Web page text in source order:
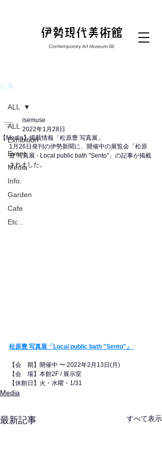
記事
ALL
Exhibition
Event
Media
Info.
Garden
Cafe
Etc...
ALL
【Media】掲載情報「松原豊 写真展」
isemuse
2022年1月28日
1月26日発刊の伊勢新聞に、開催中の展覧会「松原
豊 写真展 - Local public bath "Sento"」の記事が掲載
されました。
松原豊 写真展「Local public bath "Sento"」
【会　期】開催中 〜 2022年2月13日(月)
【会　場】本館2F / 展示室
【休館日】​火・水曜・1/31
Media
最新記事 すべて表示